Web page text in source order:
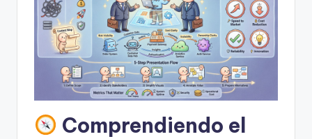
U
Comprendiendo el